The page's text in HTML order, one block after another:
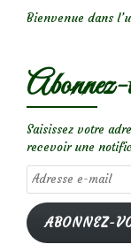
Bienvenue dans
Abonnez-
Saisissez votre
recevoir une
Adresse
e-
mail
ABONNEZ-